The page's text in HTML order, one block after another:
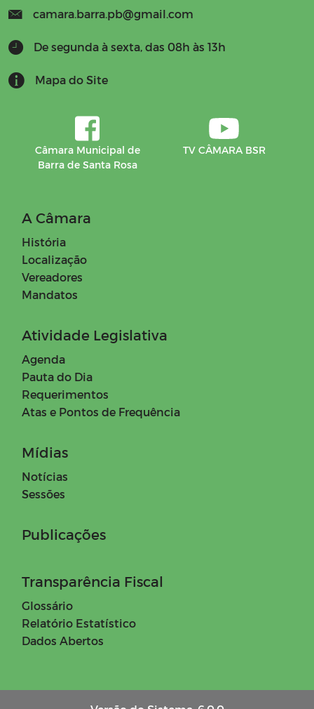
camara.barra.pb@gmail.com
De segunda à sexta, das 08h às 13h
Mapa do Site
Câmara Municipal de
Barra de Santa Rosa
TV CÂMARA BSR
A Câmara
História
Localização
Vereadores
Mandatos
Atividade Legislativa
Agenda
Pauta do Dia
Requerimentos
Atas e Pontos de Frequência
Mídias
Notícias
Sessões
Publicações
Transparência Fiscal
Glossário
Relatório Estatístico
Dados Abertos